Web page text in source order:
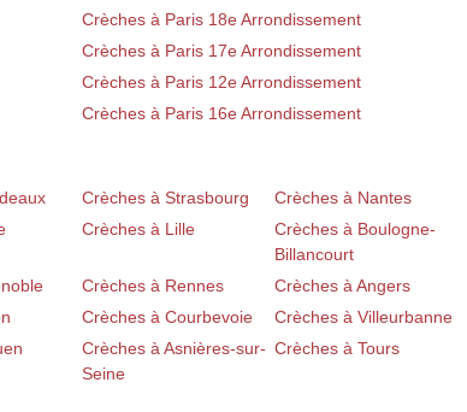
Crèches à Paris 18e Arrondissement
Crèches à Paris 17e Arrondissement
Crèches à Paris 12e Arrondissement
Crèches à Paris 16e Arrondissement
Crèches à Strasbourg
Crèches à Nantes
Crèches à Lille
Crèches à Boulogne-
Billancourt
Crèches à Rennes
Crèches à Angers
Crèches à Courbevoie
Crèches à Villeurbanne
Crèches à Asnières-sur-
Seine
Crèches à Tours